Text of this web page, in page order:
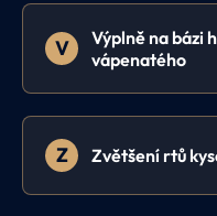
V
Výplně na bázi
vápenatého
Z Zvětšení rtů